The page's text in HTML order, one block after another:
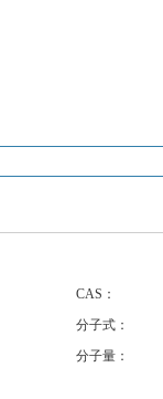
CAS：
分子式：
分子量：